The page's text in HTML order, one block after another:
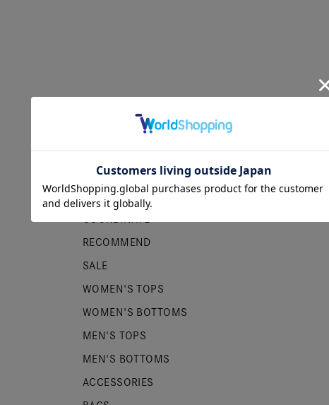
カテゴリー
NEW ITEMS
PRE ORDER
RECOMMEND
SALE
WOMEN'S TOPS
WOMEN'S BOTTOMS
MEN'S TOPS
MEN'S BOTTOMS
ACCESSORIES